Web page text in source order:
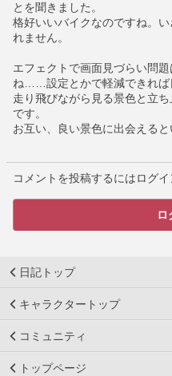
とを聞きました。
格好いいバイクなのですね。
れません。
エフェクトで画面見づらい問
ね……設定とかで軽減できれば
走り飛びながら見る景色と立
です。
お互い、良い景色に出会えると
コメントを投稿するにはログイ
ロ
日記トップ
キャラクタートップ
コミュニティ
トップページ